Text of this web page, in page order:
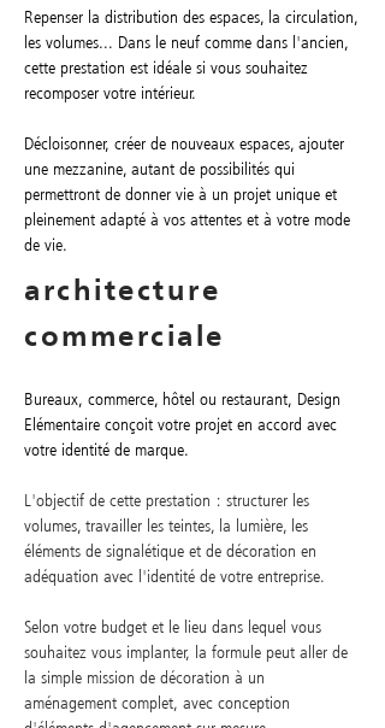
Repenser la distribution des espaces, la circulation,
les volumes... Dans le neuf comme dans l'ancien,
cette prestation est idéale si vous souhaitez
recomposer votre intérieur.
Décloisonner, créer de nouveaux espaces, ajouter
une mezzanine, autant de possibilités qui
permettront de donner vie à un projet unique et
pleinement adapté à vos attentes et à votre mode
de vie.
architecture
commerciale
Bureaux, commerce, hôtel ou restaurant, Design
Elémentaire conçoit votre projet en accord avec
votre identité de marque.
L'objectif de cette prestation : structurer les
volumes, travailler les teintes, la lumière, les
éléments de signalétique et de décoration en
adéquation avec l'identité de votre entreprise.
Selon votre budget et le lieu dans lequel vous
souhaitez vous implanter, la formule peut aller de
la simple mission de décoration à un
aménagement complet, avec conception